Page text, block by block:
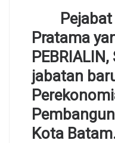
Pejabat
Pratama
jabatan
Kota